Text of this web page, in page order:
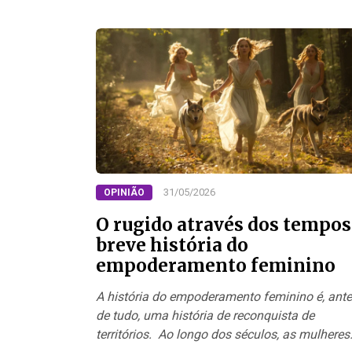
OPINIÃO 31/05/2026
O rugido através dos
breve história do
empoderamento feminino
A história do empoderamento feminino é,
de tudo, uma história de reconquista de
territórios. Ao longo dos séculos, as mulheres